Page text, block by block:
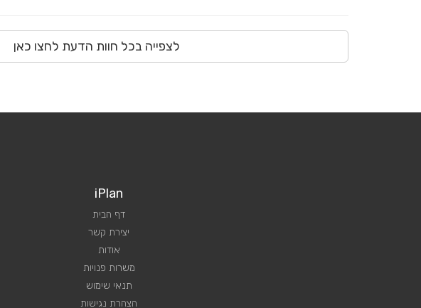
לצפייה בכל חוות הדעת לחצו כאן
iPlan
דף הבית
יצירת קשר
אודות
משרות פנויות
תנאי שימוש
הצהרת נגישות